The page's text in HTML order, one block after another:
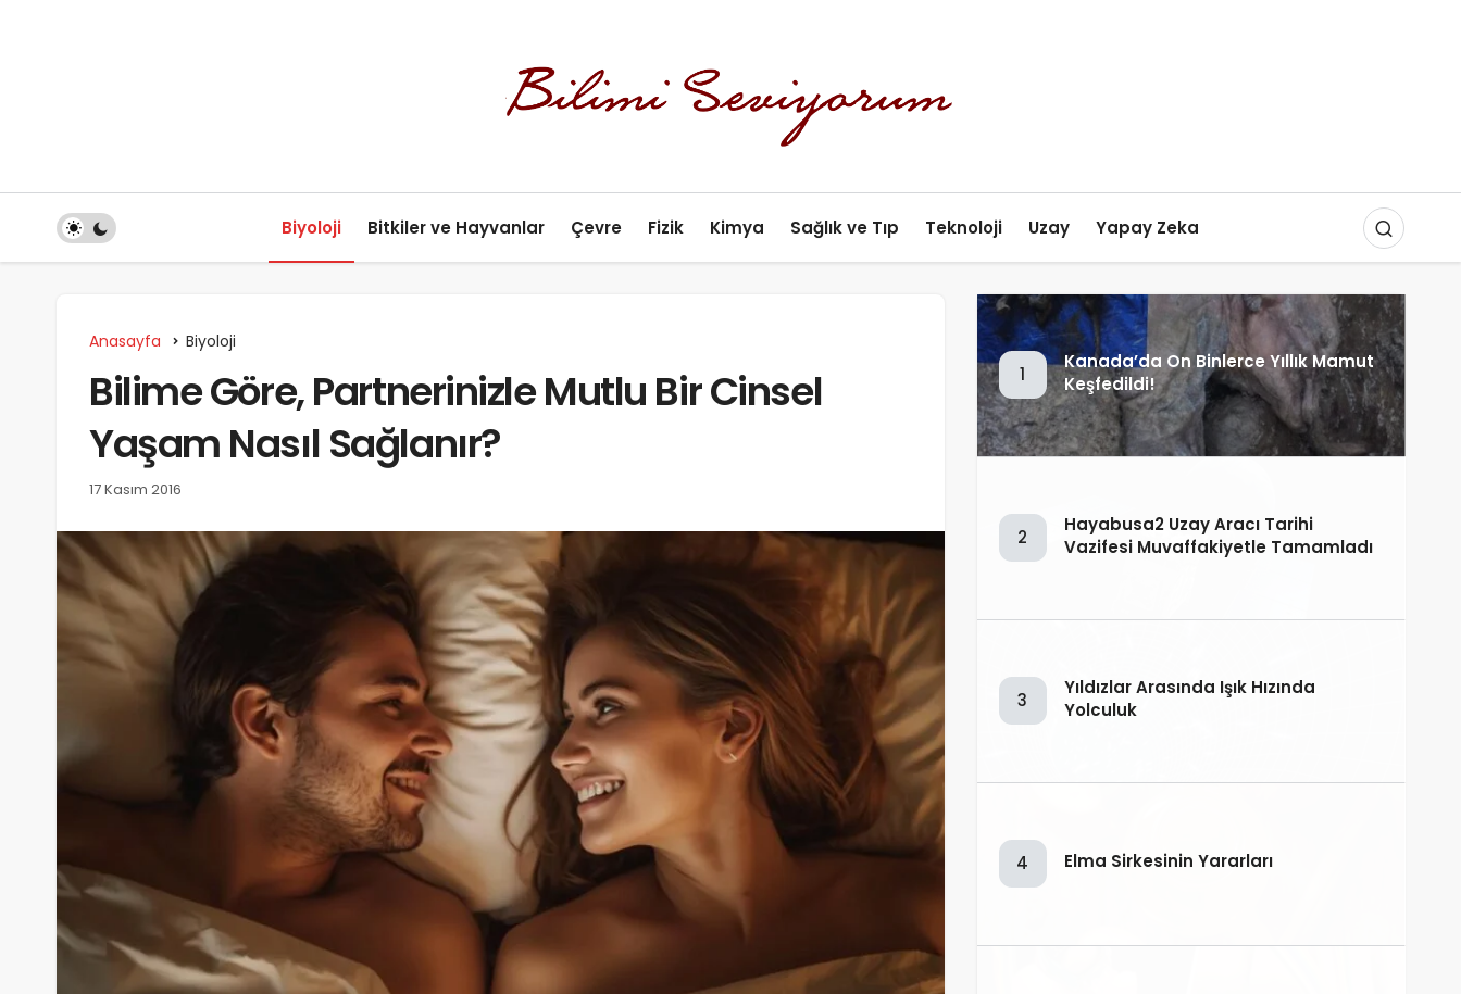
Biyoloji Bitkiler ve Hayvanlar Çevre Fizik Kimya Sağlık ve Tıp Teknoloji Uzay Yapay Zeka
Anasayfa Biyoloji
Bilime Göre, Partnerinizle Mutlu Bir Cinsel
Yaşam Nasıl Sağlanır?
17 Kasım 2016
1
Kanada’da On Binlerce Yıllık Mamut
Keşfedildi!
2
Hayabusa2 Uzay Aracı Tarihi
Vazifesi Muvaffakiyetle Tamamladı
3
Yıldızlar Arasında Işık Hızında
Yolculuk
4 Elma Sirkesinin Yararları